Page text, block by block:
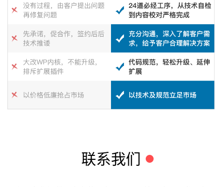
联系我们